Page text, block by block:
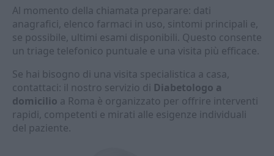
Al momento della chiamata preparare: dati
anagrafici, elenco farmaci in uso, sintomi principali e,
se possibile, ultimi esami disponibili. Questo consente
un triage telefonico puntuale e una visita più efficace.
Se hai bisogno di una visita specialistica a casa,
contattaci: il nostro servizio di Diabetologo a
domicilio a Roma è organizzato per offrire interventi
rapidi, competenti e mirati alle esigenze individuali
del paziente.